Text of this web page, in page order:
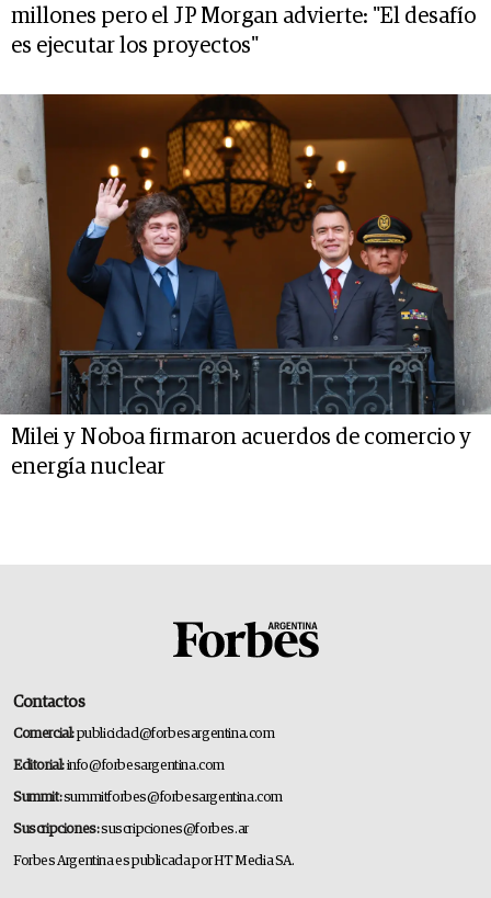
millones pero el JP Morgan advierte: "El desafío
es ejecutar los proyectos"
Milei y Noboa firmaron acuerdos de comercio y
energía nuclear
Contactos
Comercial:publicidad@forbesargentina.com
Editorial:info@forbesargentina.com
Summit:summitforbes@forbesargentina.com
Suscripciones:suscripciones@forbes.ar
Forbes Argentina es publicada por HT Media SA.